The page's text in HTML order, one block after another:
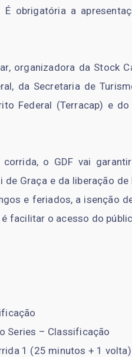
É obrigatória a
organizadora da Stock
da Secretaria de
Federal (Terracap) e
o GDF vai
de Graça e da liberação
e feriados, a isenção
facilitar o acesso do
Series – Classificação
1 (25 minutos + 1 volta)